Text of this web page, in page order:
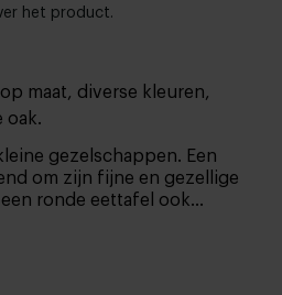
het product.
maat, diverse kleuren,
oak.
gezelschappen. Een
om zijn fijne en gezellige
een ronde eettafel ook
De vorm is